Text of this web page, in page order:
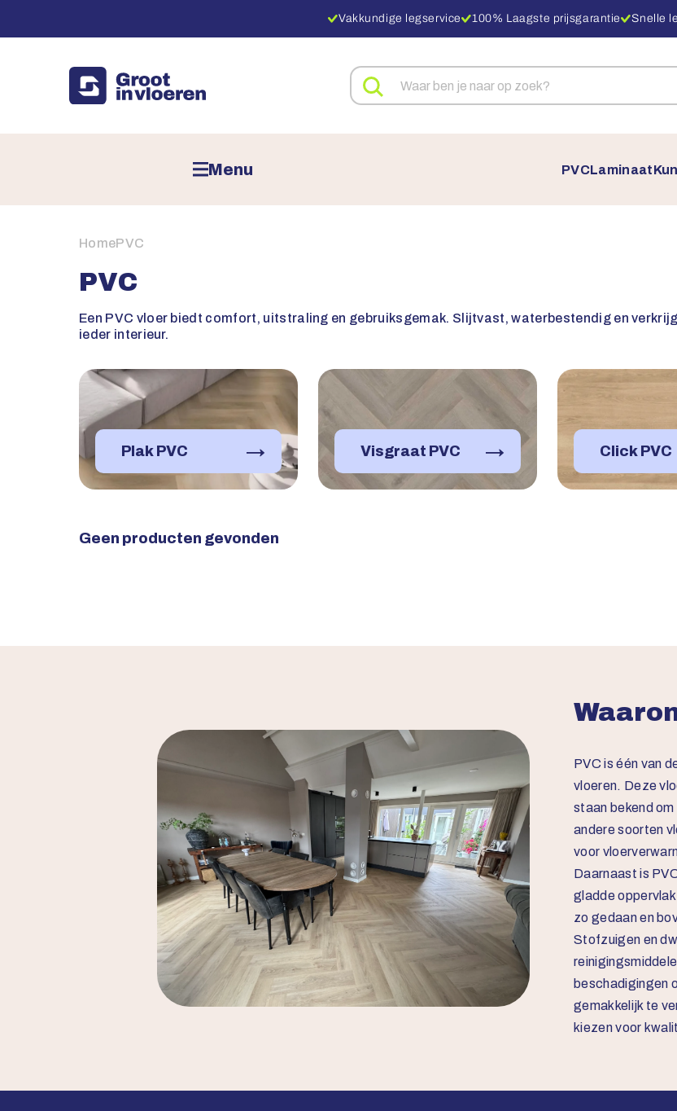
Vakkundige legservice 100% Laagste prijsgarantie Snelle
Zoeken
naar
Menu PVCLaminaat
HomePVC
PVC
Een PVC vloer biedt comfort, uitstraling en gebruiksgemak. Slijtvast, waterbestendig en
ieder interieur.
Plak PVC → Visgraat PVC → Click PVC
Geen producten gevonden
PVC is één van
vloeren. Deze
staan bekend
andere soorten
voor
Daarnaast is
gladde
zo gedaan en
Stofzuigen en
beschadigingen
gemakkelijk te
kiezen voor